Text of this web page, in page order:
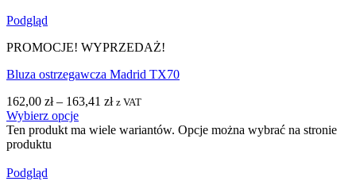
Podgląd
PROMOCJE! WYPRZEDAŻ!
Bluza ostrzegawcza Madrid TX70
162,00 zł– 163,41 zł z VAT
Wybierz opcje
Ten produkt ma wiele wariantów. Opcje można wybrać na stronie
produktu
Podgląd